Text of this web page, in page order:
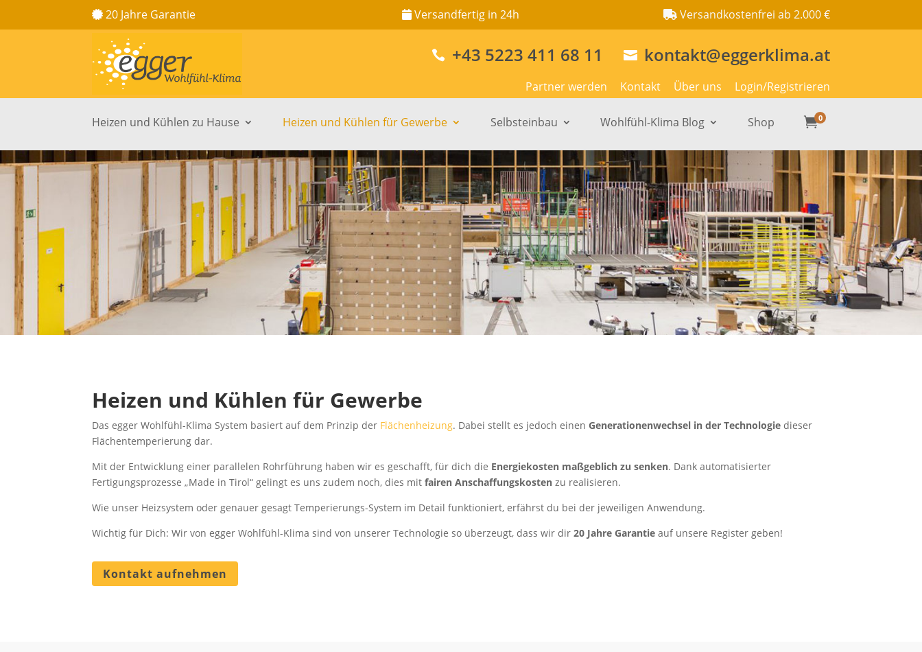
20 Jahre Garantie Versandfertig in 24h Versandkostenfrei ab 2.000 €
 +43 5223 411 68 11  kontakt@eggerklima.at
Partner werden Kontakt Über uns Login/Registrieren
Heizen und Kühlen zu Hause Heizen und Kühlen für Gewerbe Selbsteinbau Wohlfühl-Klima Blog Shop 0
Heizen und Kühlen für Gewerbe
Das egger Wohlfühl-Klima System basiert auf dem Prinzip der Flächenheizung. Dabei stellt es jedoch einenGenerationenwechsel in der Technologie dieser
Flächentemperierung dar.
Mit der Entwicklung einer parallelen Rohrführung haben wir es geschafft, für dich die Energiekosten maßgeblich zu senken. Dank automatisierter
Fertigungsprozesse „Made in Tirol“ gelingt es uns zudem noch, dies mitfairen Anschaffungskosten zu realisieren.
Wie unser Heizsystem oder genauer gesagt Temperierungs-System im Detail funktioniert, erfährst du bei der jeweiligen Anwendung.
Wichtig für Dich: Wir von egger Wohlfühl-Klima sind von unserer Technologie so überzeugt, dass wir dir20 Jahre Garantie auf unsere Register geben!
Kontakt aufnehmen